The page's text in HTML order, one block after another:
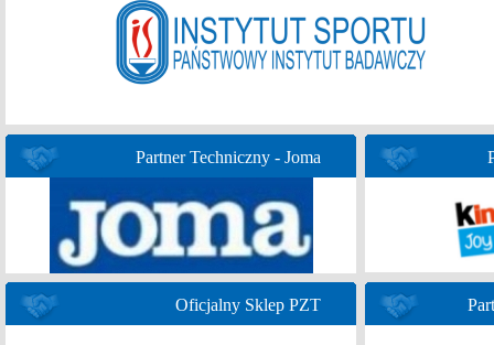
Partner Techniczny - Joma
Oficjalny Sklep PZT